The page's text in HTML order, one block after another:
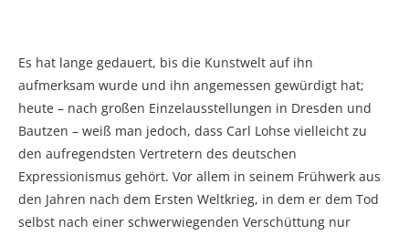
Es hat lange gedauert, bis die Kunstwelt auf ihn
aufmerksam wurde und ihn angemessen gewürdigt hat;
heute – nach großen Einzelausstellungen in Dresden und
Bautzen – weiß man jedoch, dass Carl Lohse vielleicht zu
den aufregendsten Vertretern des deutschen
Expressionismus gehört. Vor allem in seinem Frühwerk aus
den Jahren nach dem Ersten Weltkrieg, in dem er dem Tod
selbst nach einer schwerwiegenden Verschüttung nur